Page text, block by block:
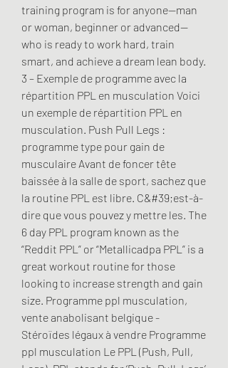
training program is for anyone—man
or woman, beginner or advanced—
who is ready to work hard, train
smart, and achieve a dream lean body.
3 – Exemple de programme avec la
répartition PPL en musculation Voici
un exemple de répartition PPL en
musculation. Push Pull Legs :
programme type pour gain de
musculaire Avant de foncer tête
baissée à la salle de sport, sachez que
la routine PPL est libre. C&#39;est-à-
dire que vous pouvez y mettre les. The
6 day PPL program known as the
“Reddit PPL” or “Metallicadpa PPL” is a
great workout routine for those
looking to increase strength and gain
size. Programme ppl musculation,
vente anabolisant belgique -
Stéroïdes légaux à vendre Programme
ppl musculation Le PPL (Push, Pull,